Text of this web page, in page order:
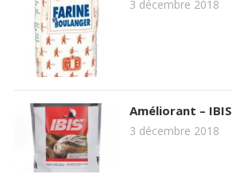
3 décembre 2018
Améliorant – IBIS
3 décembre 2018